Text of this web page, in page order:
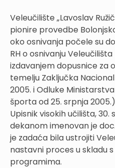
Veleučilište „Lavoslav
pionire provedbe
oko osnivanja počele su
RH o osnivanju
izdavanjem dopusnice za
temelju Zaključka
2005. i Odluke
športa od 25. srpnja
Upisnik visokih učilišta,
dekanom imenovan je
je zadaća bila ustrojiti
nastavni proces u skladu
programima.